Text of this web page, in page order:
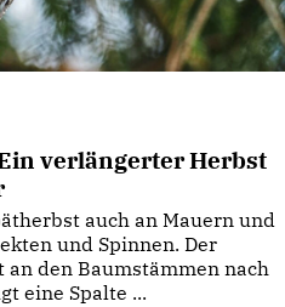
verlängerter Herbst
auch an Mauern und
und Spinnen. Der
den Baumstämmen nach
eine Spalte ...